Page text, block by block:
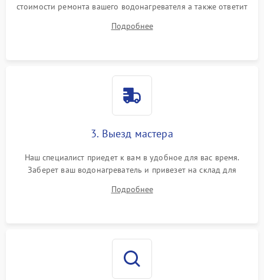
стоимости ремонта вашего водонагревателя а также ответит
Подробнее
3. Выезд мастера
Наш специалист приедет к вам в удобное для вас время.
Заберет ваш водонагреватель и привезет на склад для
Подробнее